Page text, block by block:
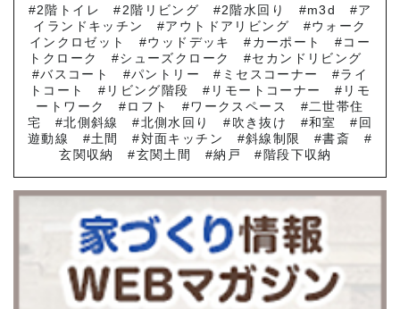
2階トイレ 2階リビング 2階水回り m3d
ア
イランドキッチン
アウトドアリビング
ウォーク
インクロゼット
ウッドデッキ カーポート
コー
トクローク
シューズクローク
セカンドリビング
バスコート
パントリー ミセスコーナー
ライ
トコート
リビング階段 リモートコーナー
リモ
ートワーク
ロフト ワークスペース
二世帯住
宅
北側斜線 北側水回り 吹き抜け 和室
回
遊動線
土間 対面キッチン 斜線制限
書斎
玄関収納
玄関土間 納戸 階段下収納